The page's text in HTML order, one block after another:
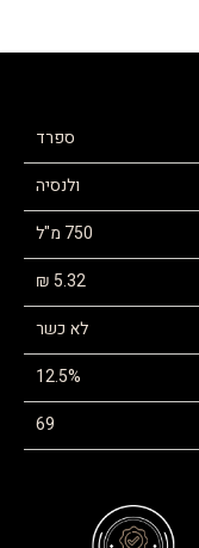
ספרד
ולנסיה
750 מ"ל
5.32 ₪
לא כשר
12.5%
69